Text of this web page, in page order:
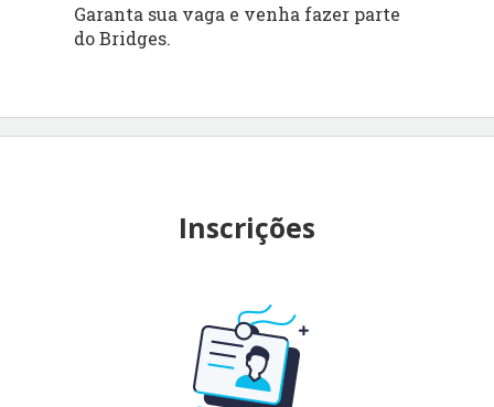
Garanta sua vaga e venha fazer parte
do Bridges.
Inscrições